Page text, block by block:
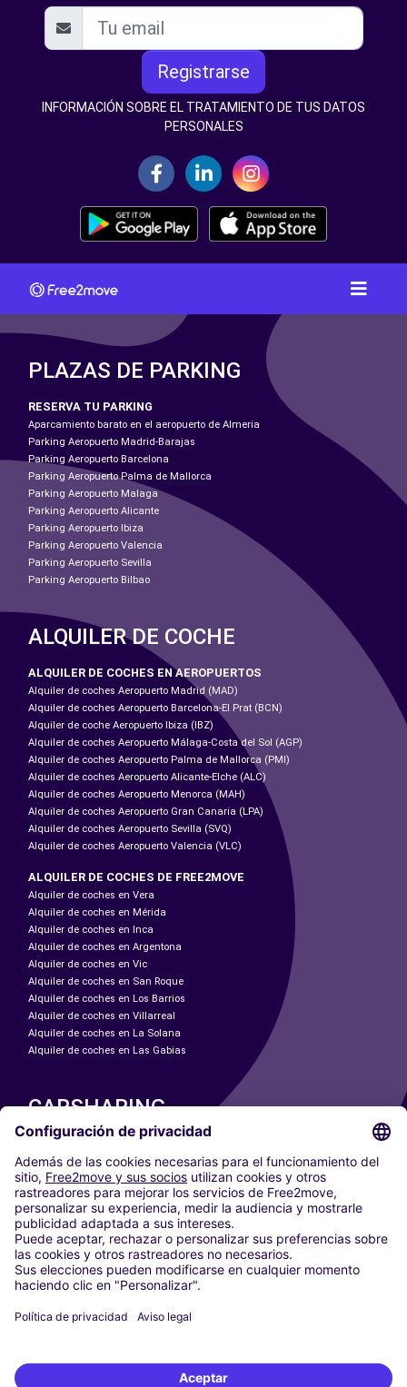
Registrarse
INFORMACIÓN SOBRE EL TRATAMIENTO DE TUS DATOS
PERSONALES
PLAZAS DE PARKING
RESERVA TU PARKING
Aparcamiento barato en el aeropuerto de Almeria
Parking Aeropuerto Madrid-Barajas
Parking Aeropuerto Barcelona
Parking Aeropuerto Palma de Mallorca
Parking Aeropuerto Malaga
Parking Aeropuerto Alicante
Parking Aeropuerto Ibiza
Parking Aeropuerto Valencia
Parking Aeropuerto Sevilla
Parking Aeropuerto Bilbao
ALQUILER DE COCHE
ALQUILER DE COCHES EN AEROPUERTOS
Alquiler de coches Aeropuerto Madrid (MAD)
Alquiler de coches Aeropuerto Barcelona-El Prat (BCN)
Alquiler de coche Aeropuerto Ibiza (IBZ)
Alquiler de coches Aeropuerto Málaga-Costa del Sol (AGP)
Alquiler de coches Aeropuerto Palma de Mallorca (PMI)
Alquiler de coches Aeropuerto Alicante-Elche (ALC)
Alquiler de coches Aeropuerto Menorca (MAH)
Alquiler de coches Aeropuerto Gran Canaria (LPA)
Alquiler de coches Aeropuerto Sevilla (SVQ)
Alquiler de coches Aeropuerto Valencia (VLC)
ALQUILER DE COCHES DE FREE2MOVE
Alquiler de coches en Vera
Alquiler de coches en Mérida
Alquiler de coches en Inca
Alquiler de coches en Argentona
Alquiler de coches en Vic
Alquiler de coches en San Roque
Alquiler de coches en Los Barrios
Alquiler de coches en Villarreal
Alquiler de coches en La Solana
Alquiler de coches en Las Gabias
CARSHARING
NUESTRAS CIUDADES
Paris
Madrid
Washington DC
Milán
Roma
Turín
Viena
Berlín
Düsseldorf